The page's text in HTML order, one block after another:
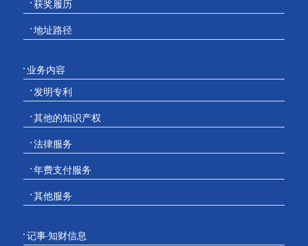
获奖履历
地址路径
业务内容
发明专利
其他的知识产权
法律服务
年费支付服务
其他服务
记事·知财信息